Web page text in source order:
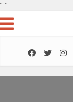
" "